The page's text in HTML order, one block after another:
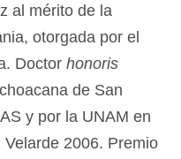
al mérito de la
otorgada por el
Doctor honoris
de San
y por la UNAM en
2006. Premio